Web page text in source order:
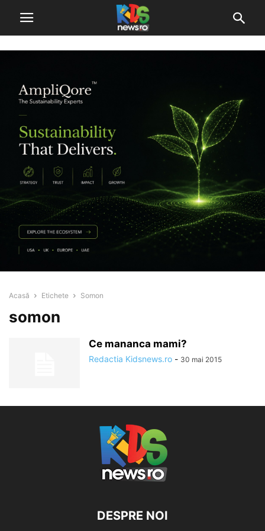
Acasă Etichete Somon
somon
Ce mananca mami?
Redactia Kidsnews.ro - 30 mai 2015
DESPRE NOI